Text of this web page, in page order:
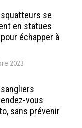
se
en statues
échapper à
2023
vous
sans prévenir